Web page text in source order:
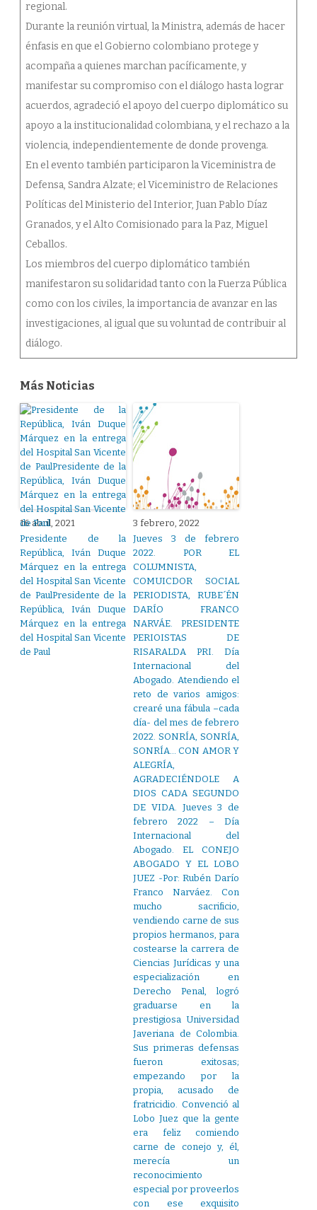
regional.
Durante la reunión virtual, la Ministra, además de hacer
énfasis en que el Gobierno colombiano protege y
acompaña a quienes marchan pacíficamente, y
manifestar su compromiso con el diálogo hasta lograr
acuerdos, agradeció el apoyo del cuerpo diplomático su
apoyo a la institucionalidad colombiana, y el rechazo a la
violencia, independientemente de donde provenga.
En el evento también participaron la Viceministra de
Defensa, Sandra Alzate; el Viceministro de Relaciones
Políticas del Ministerio del Interior, Juan Pablo Díaz
Granados, y el Alto Comisionado para la Paz, Miguel
Ceballos.
Los miembros del cuerpo diplomático también
manifestaron su solidaridad tanto con la Fuerza Pública
como con los civiles, la importancia de avanzar en las
investigaciones, al igual que su voluntad de contribuir al
diálogo.
Más Noticias
16 abril, 2021
Presidente de la
República, Iván Duque
Márquez en la entrega
del Hospital San Vicente
de PaulPresidente de la
República, Iván Duque
Márquez en la entrega
del Hospital San Vicente
de Paul
3 febrero, 2022
Jueves 3 de febrero
2022. POR EL
COLUMNISTA,
COMUICDOR SOCIAL
PERIODISTA, RUBE´ÉN
DARÍO FRANCO
NARVÁE. PRESIDENTE
PERIOISTAS DE
RISARALDA PRI. Día
Internacional del
Abogado. Atendiendo el
reto de varios amigos:
crearé una fábula –cada
día- del mes de febrero
2022. SONRÍA, SONRÍA,
SONRÍA… CON AMOR Y
ALEGRÍA,
AGRADECIÉNDOLE A
DIOS CADA SEGUNDO
DE VIDA. Jueves 3 de
febrero 2022 – Día
Internacional del
Abogado. EL CONEJO
ABOGADO Y EL LOBO
JUEZ -Por: Rubén Darío
Franco Narváez. Con
mucho sacrificio,
vendiendo carne de sus
propios hermanos, para
costearse la carrera de
Ciencias Jurídicas y una
especialización en
Derecho Penal, logró
graduarse en la
prestigiosa Universidad
Javeriana de Colombia.
Sus primeras defensas
fueron exitosas;
empezando por la
propia, acusado de
fratricidio. Convenció al
Lobo Juez que la gente
era feliz comiendo
carne de conejo y, él,
merecía un
reconocimiento
especial por proveerlos
con ese exquisito